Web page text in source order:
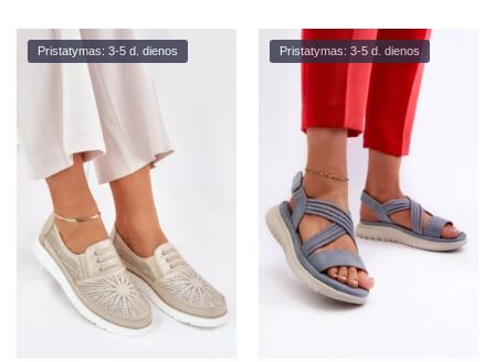
Pristatymas: 3-5 d. dienos Pristatymas: 3-5 d. dienos